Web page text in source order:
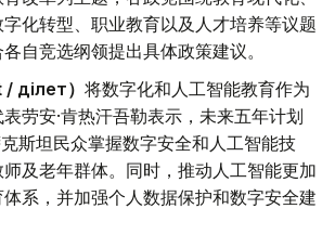
化转型、职业教育以及人才培养等议题
自竞选纲领提出具体政策建议。
） 将数字化和人工智能教育作为
劳安·肯热汗吾勒表示，未来五年计划
斯坦民众掌握数字安全和人工智能技
及老年群体。同时，推动人工智能更加
系，并加强个人数据保护和数字安全建